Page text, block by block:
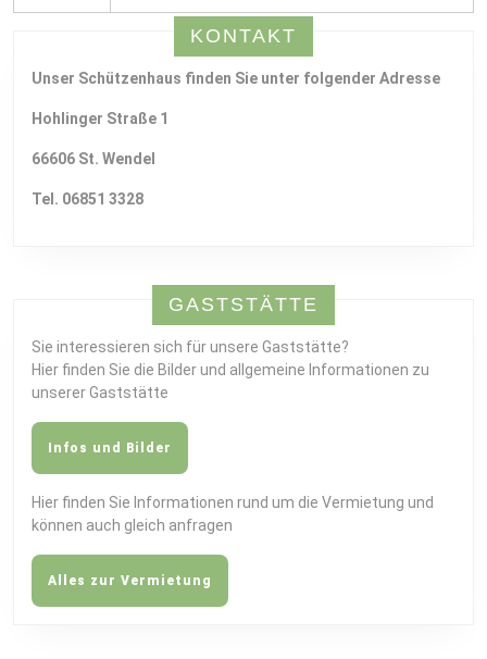
KONTAKT
Unser Schützenhaus finden Sie unter folgender Adresse
Hohlinger Straße 1
66606 St. Wendel
Tel. 06851 3328
GASTSTÄTTE
Sie interessieren sich für unsere Gaststätte?
Hier finden Sie die Bilder und allgemeine Informationen zu
unserer Gaststätte
Infos und Bilder
Hier finden Sie Informationen rund um die Vermietung und
können auch gleich anfragen
Alles zur Vermietung